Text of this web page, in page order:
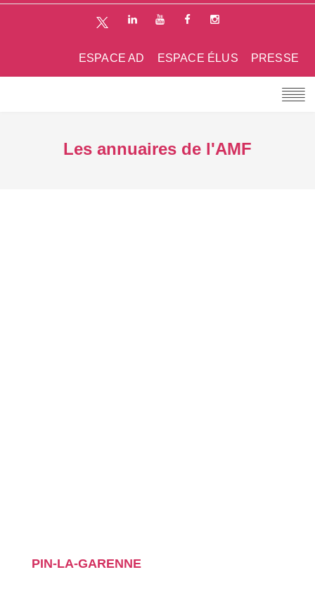
PRESSE
ESPACE ÉLUS
ESPACE AD
Les annuaires de l'AMF
PIN-LA-GARENNE